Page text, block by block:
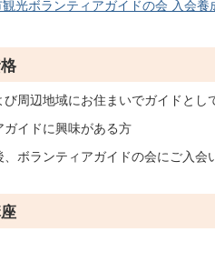
光ボランティアガイドの会 入会
び周辺地域にお住まいでガイドとし
ガイドに興味がある方
ボランティアガイドの会にご入会